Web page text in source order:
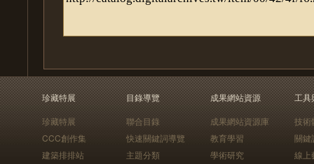
珍藏特展
珍藏特展
CCC創作集
建築排排站
目錄導覽
聯合目錄
快速關鍵詞導覽
主題分類
成果網站資源
成果網站資源庫
教育學習
學術研究
工具
技術
關鍵
線上